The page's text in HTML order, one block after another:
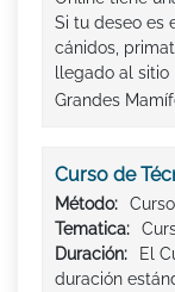
Si tu deseo es
cánidos,
llegado al sitio
Grandes
Curso de
Método:
Tematica:
Duración:
El
duración